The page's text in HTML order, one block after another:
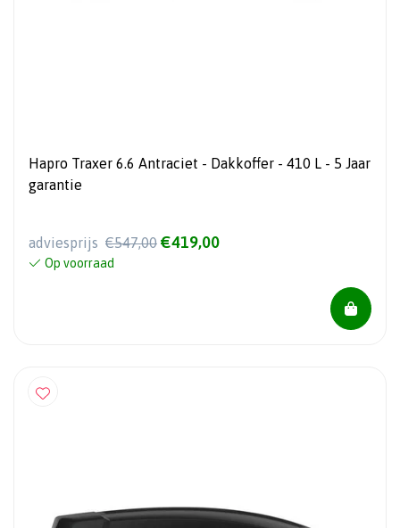
Hapro Traxer 6.6 Antraciet - Dakkoffer - 410 L - 5 Jaar
garantie
adviesprijs €547,00 €419,00
Op voorraad